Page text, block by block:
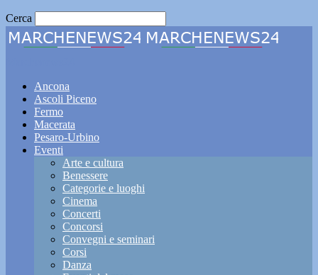
Cerca
Ancona
Ascoli Piceno
Fermo
Macerata
Pesaro-Urbino
Eventi
Arte e cultura
Benessere
Categorie e luoghi
Cinema
Concerti
Concorsi
Convegni e seminari
Corsi
Danza